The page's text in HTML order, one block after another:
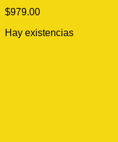
$979.00
Hay existencias